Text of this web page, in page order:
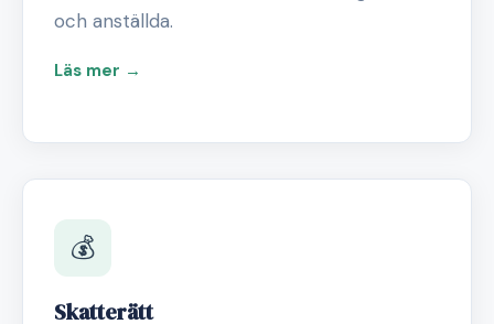
och anställda.
Läs mer →
💰
Skatterätt